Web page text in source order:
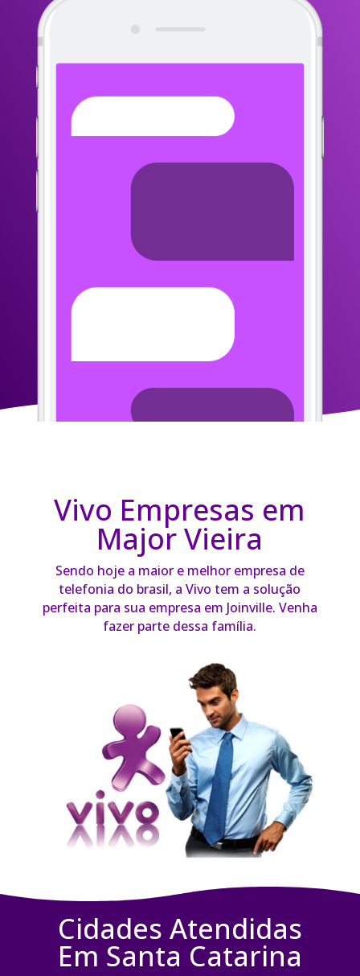
Vivo Empresas em
Major Vieira
Sendo hoje a maior e melhor empresa de
telefonia do brasil, a Vivo tem a solução
perfeita para sua empresa em Joinville. Venha
fazer parte dessa família.
Cidades Atendidas
Em Santa Catarina